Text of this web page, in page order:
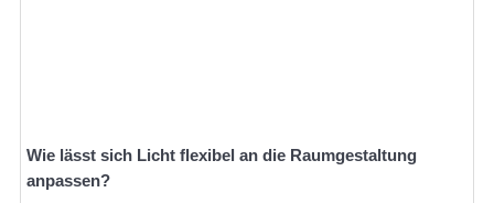
Wie lässt sich Licht flexibel an die Raumgestaltung
anpassen?